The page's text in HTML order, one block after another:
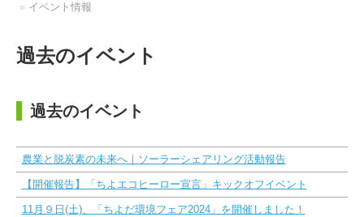
» イベント情報
過去のイベント
過去のイベント
農業と脱炭素の未来へ｜ソーラーシェアリング活動報告
【開催報告】「ちよエコヒーロー宣言」キックオフイベント
11月９日(土)、「ちよだ環境フェア2024」を開催しました！